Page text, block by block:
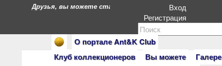
О портале Ant&K Club
Клуб коллекционеров
Вы можете
Друзья, вы можете стать героями нашего портала.
Вход
Регистрация